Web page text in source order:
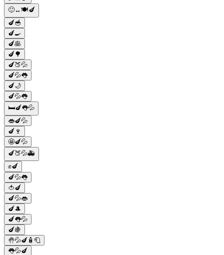
🙂‍↔🍽🍆
🍆🥣
🍆🍳
🍆🥞
🍆🌳
🍆🍑💦
🍆💦👅
🍆🌙
🍆💦👅
🛏🍆👅💦
👄🍆💦
🍆🍷
🤩🍆💦
🍆🍑💦🚑
✊🍆
🍆💦👅
🍅🍆
🍆💦👄
🍆🎩
🍆👅💦
🍆🍇
🤚💦🍆🧴🧻
👅💦🍆